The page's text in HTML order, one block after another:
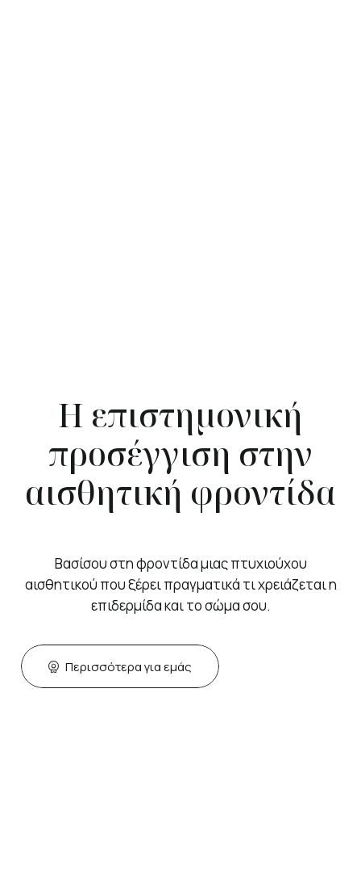
Η επιστημονική
προσέγγιση στην
αισθητική φροντίδα
Βασίσου στη φροντίδα μιας πτυχιούχου
αισθητικού που ξέρει πραγματικά τι χρειάζεται η
επιδερμίδα και το σώμα σου.
Περισσότερα για εμάς